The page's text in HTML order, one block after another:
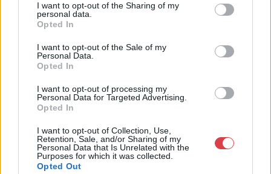
I want to opt-out of the Sharing of my
personal data.
Opted In
I want to opt-out of the Sale of my
Personal Data.
Opted In
I want to opt-out of processing my
Personal Data for Targeted Advertising.
Opted In
I want to opt-out of Collection, Use,
Retention, Sale, and/or Sharing of my
Personal Data that Is Unrelated with the
Purposes for which it was collected.
Opted Out
Darabanth Bélyegkereskedelmi és
Andrássy út 16.
4035
Weboldal: http://darabanth.com
után kerülnek a vevő tulajdonába. Ha a tételt nem személyesen
veszik át, a vevő a postaköltség, biztosítási díj megfizetésére is
köteles.